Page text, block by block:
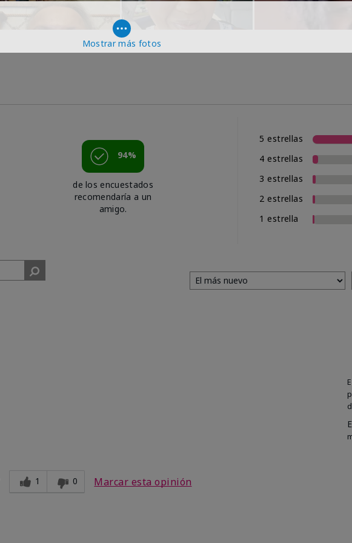
Mostrar más fotos
94%
de los encuestados
recomendaría a un
amigo.
5 estrellas
4 estrellas
3 estrellas
2 estrellas
1 estrella
1 0 Marcar esta opinión